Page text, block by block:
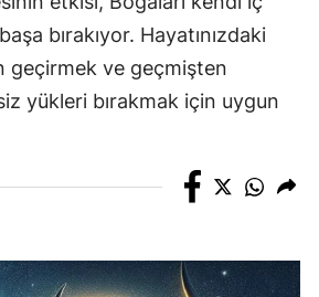
bırakıyor. Hayatınızdaki
geçirmek ve geçmişten
yükleri bırakmak için uygun